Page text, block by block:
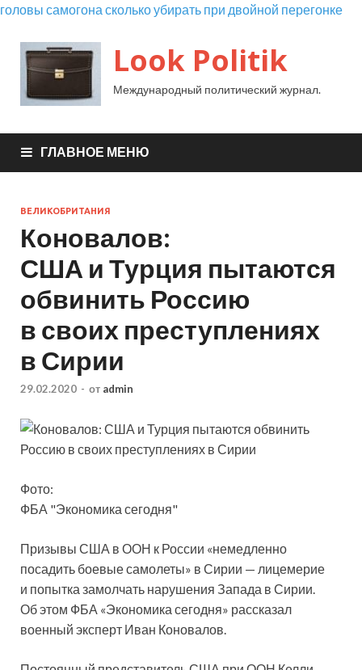
головы самогона сколько убирать при двойной перегонке
Look Politik
Международный политический журнал.
ГЛАВНОЕ МЕНЮ
ВЕЛИКОБРИТАНИЯ
Коновалов:
США и Турция пытаются
обвинить Россию
в своих преступлениях
в Сирии
29.02.2020 - от admin
Фото:
ФБА "Экономика сегодня"
Призывы США в ООН к России «немедленно
посадить боевые самолеты» в Сирии — лицемерие
и попытка замолчать нарушения Запада в Сирии.
Об этом ФБА «Экономика сегодня» рассказал
военный эксперт Иван Коновалов.